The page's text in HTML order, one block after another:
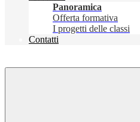
Panoramica
Offerta formativa
I progetti delle classi
Contatti